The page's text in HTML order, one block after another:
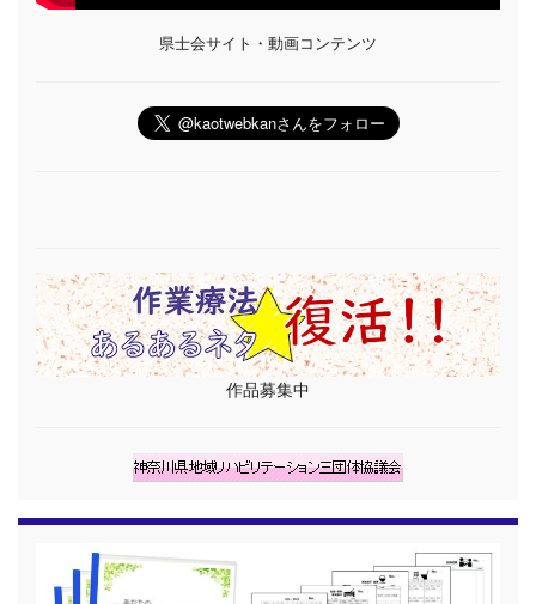
県士会サイト・動画コンテンツ
作品募集中